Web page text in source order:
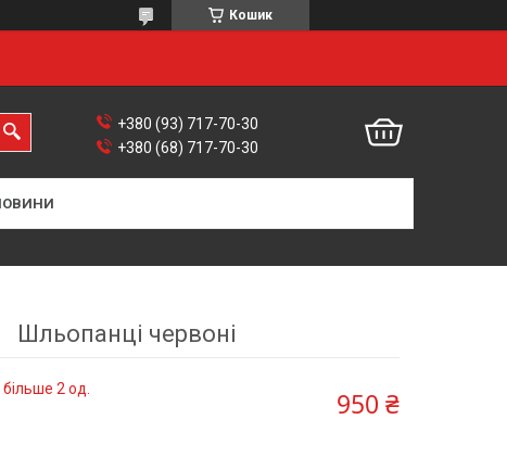
Кошик
+380 (93) 717-70-30
+380 (68) 717-70-30
Шльопанці червоні
2 од.
950 ₴